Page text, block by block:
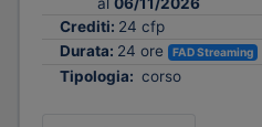
Crediti: 24 cfp
Durata: 24 ore FAD Streaming
Tipologia: corso